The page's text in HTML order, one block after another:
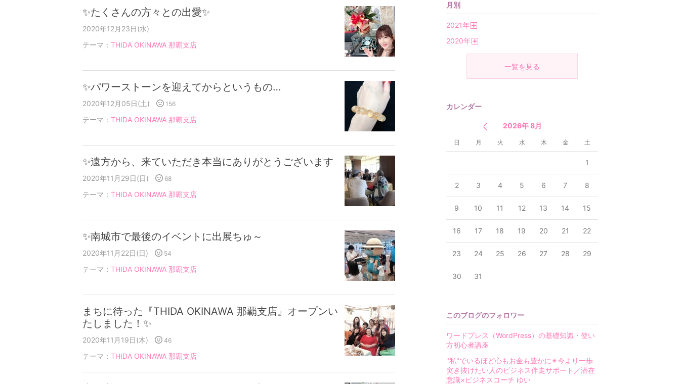
✨たくさんの方々との出愛✨
2020年12月23日(水)
テーマ： THIDA OKINAWA 那覇支店
✨パワーストーンを迎えてからというもの…
2020年12月05日(土) 156
テーマ： THIDA OKINAWA 那覇支店
✨遠方から、来ていただき本当にありがとうございます
2020年11月29日(日) 68
テーマ： THIDA OKINAWA 那覇支店
✨南城市で最後のイベントに出展ちゅ～
2020年11月22日(日) 54
テーマ： THIDA OKINAWA 那覇支店
まちに待った『THIDA OKINAWA 那覇支店』オープンい
たしました！✨
2020年11月19日(木) 46
テーマ： THIDA OKINAWA 那覇支店
月別
2021年
2020年
一覧を見る
カレンダー
2026年 8月
日 月 火 水 木 金 土
1
2 3 4 5 6 7 8
9 10 11 12 13 14 15
16 17 18 19 20 21 22
23 24 25 26 27 28 29
30 31
このブログのフォロワー
ワードプレス（WordPress）の基礎知識・使い
方初心者講座
"私"でいるほど心もお金も豊かに✴︎今より一歩
突き抜けたい人のビジネス伴走サポート／潜在
意識×ビジネスコーチ ゆい